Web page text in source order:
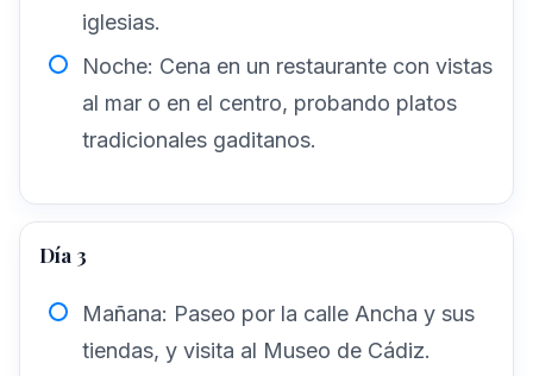
iglesias.
Noche: Cena en un restaurante con vistas
al mar o en el centro, probando platos
tradicionales gaditanos.
Día 3
Mañana: Paseo por la calle Ancha y sus
tiendas, y visita al Museo de Cádiz.